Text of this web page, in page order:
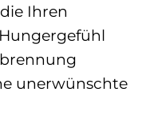
Ihren
unerwünschte